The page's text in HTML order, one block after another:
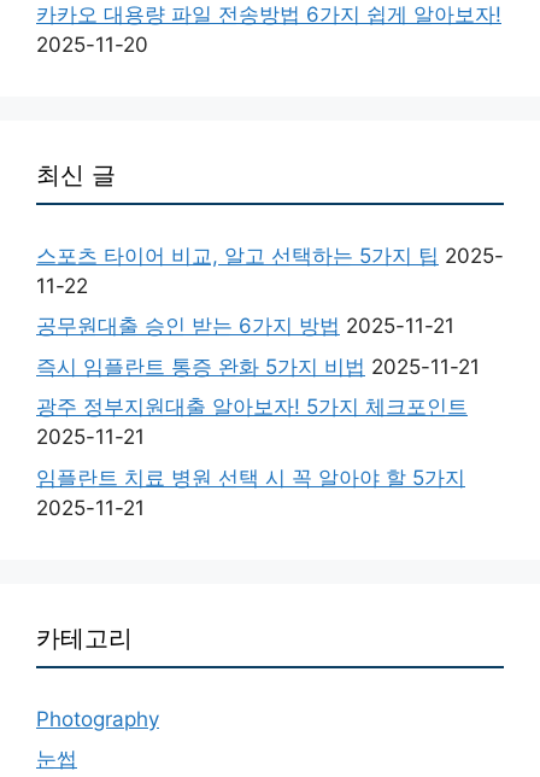
카카오 대용량 파일 전송방법 6가지 쉽게 알아보자!
2025-11-20
최신 글
스포츠 타이어 비교, 알고 선택하는 5가지 팁 2025-
11-22
공무원대출 승인 받는 6가지 방법 2025-11-21
즉시 임플란트 통증 완화 5가지 비법 2025-11-21
광주 정부지원대출 알아보자! 5가지 체크포인트
2025-11-21
임플란트 치료 병원 선택 시 꼭 알아야 할 5가지
2025-11-21
카테고리
Photography
눈썹